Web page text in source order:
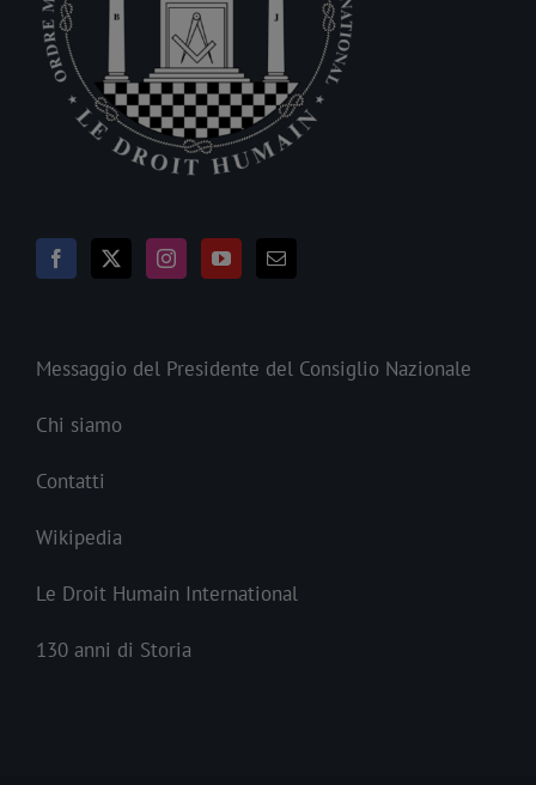
Messaggio del Presidente del Consiglio Nazionale
Chi siamo
Contatti
Wikipedia
Le Droit Humain International
130 anni di Storia